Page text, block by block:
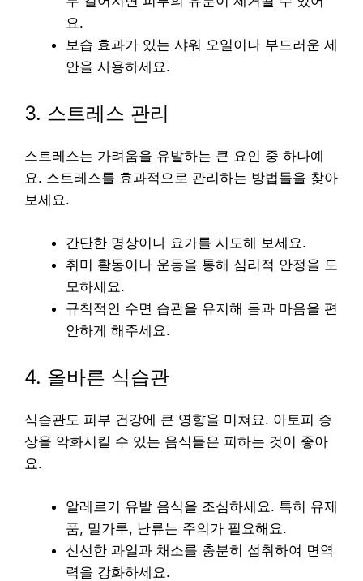
요.
보습 효과가 있는 샤워 오일이나 부드러운 세
안을 사용하세요.
3. 스트레스 관리
스트레스는 가려움을 유발하는 큰 요인 중 하나예
요. 스트레스를 효과적으로 관리하는 방법들을 찾아
보세요.
간단한 명상이나 요가를 시도해 보세요.
취미 활동이나 운동을 통해 심리적 안정을 도
모하세요.
규칙적인 수면 습관을 유지해 몸과 마음을 편
안하게 해주세요.
4. 올바른 식습관
식습관도 피부 건강에 큰 영향을 미쳐요. 아토피 증
상을 악화시킬 수 있는 음식들은 피하는 것이 좋아
요.
알레르기 유발 음식을 조심하세요. 특히 유제
품, 밀가루, 난류는 주의가 필요해요.
신선한 과일과 채소를 충분히 섭취하여 면역
력을 강화하세요.